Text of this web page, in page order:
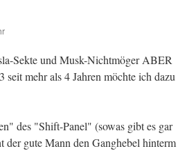
Sekte und Musk-Nichtmöger ABER
seit mehr als 4 Jahren möchte ich dazu
des "Shift-Panel" (sowas gibt es gar
der gute Mann den Ganghebel hinterm